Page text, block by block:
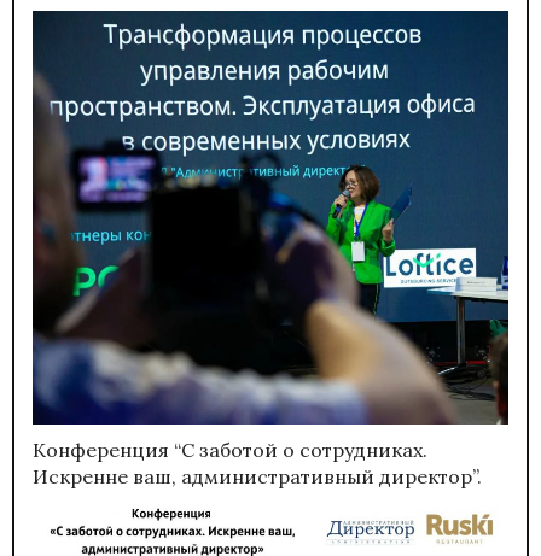
Конференция “С заботой о сотрудниках.
Искренне ваш, административный директор”.